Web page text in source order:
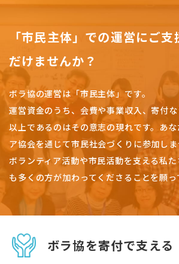
「市民主体」での運営にご
だけませんか？
ボラ協の運営は「市民主体」です。
運営資金のうち、会費や事業収入、寄付
以上であるのはその意志の現れです。 あ
ア協会を通じて市民社会づくりに参加しま
ボランティア活動や市民活動を支える私
も多くの方が加わってくださることを願っ
ボラ協を寄付で支える